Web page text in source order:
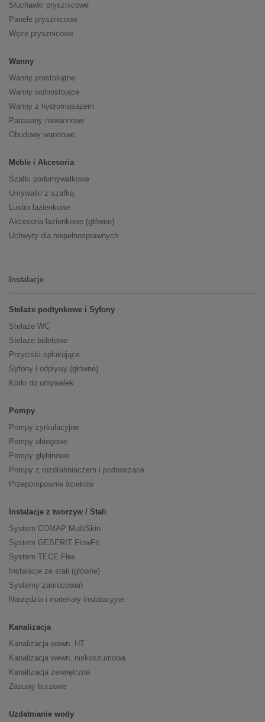
Słuchawki prysznicowe
Panele prysznicowe
Węże prysznicowe
Wanny
Wanny prostokątne
Wanny wolnostojące
Wanny z hydromasażem
Parawany nawannowe
Obudowy wannowe
Meble i Akcesoria
Szafki podumywalkowe
Umywalki z szafką
Lustra łazienkowe
Akcesoria łazienkowe (główne)
Uchwyty dla niepełnosprawnych
Instalacje
Stelaże podtynkowe i Syfony
Stelaże WC
Stelaże bidetowe
Przyciski spłukujące
Syfony i odpływy (główne)
Korki do umywalek
Pompy
Pompy cyrkulacyjne
Pompy obiegowe
Pompy głębinowe
Pompy z rozdrabniaczem i podnoszące
Przepompownie ścieków
Instalacje z tworzyw / Stali
System COMAP MultiSkin
System GEBERIT FlowFit
System TECE Flex
Instalacje ze stali (główne)
Systemy zamocowań
Narzędzia i materiały instalacyjne
Kanalizacja
Kanalizacja wewn. HT
Kanalizacja wewn. niskoszumowa
Kanalizacja zewnętrzna
Zasuwy burzowe
Uzdatnianie wody